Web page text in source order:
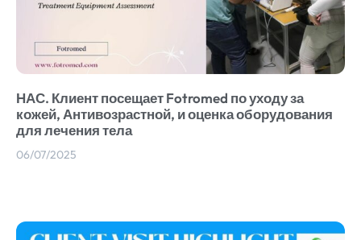
НАС. Клиент посещает Fotromed по уходу за
кожей, Антивозрастной, и оценка оборудования
для лечения тела
06/07/2025